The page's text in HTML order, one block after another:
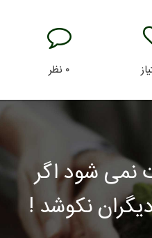
۰ نظر
شود اگر
نکوشد !